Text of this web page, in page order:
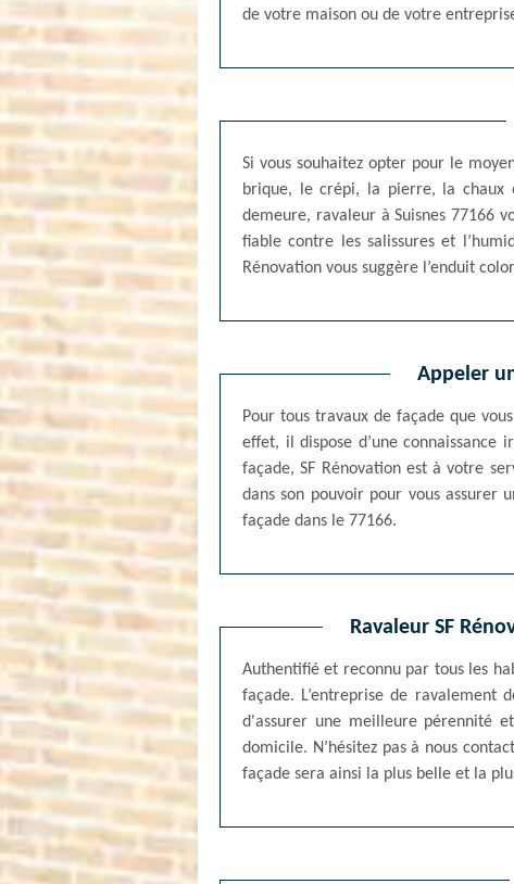
de votre maison ou de votre
Si vous souhaitez opter pour le
brique, le crépi, la pierre, la chaux
demeure, ravaleur à Suisnes 77166
fiable contre les salissures et
Rénovation vous suggère l’enduit
Appeler
Pour tous travaux de façade que
effet, il dispose d’une
façade, SF Rénovation est à votre
dans son pouvoir pour vous assurer
façade dans le 77166.
Ravaleur SF
Authentifié et reconnu par tous les
façade. L’entreprise de ravalement
d'assurer une meilleure pérennité
domicile. N’hésitez pas à nous
façade sera ainsi la plus belle et la